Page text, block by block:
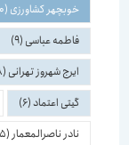
خوبچهر کشاورزی(10)
فاطمه عباسی(9)
ایرج شهروز تهرانی(8)
گیتی اعتماد(6)
نادر ناصرالمعمار(5)